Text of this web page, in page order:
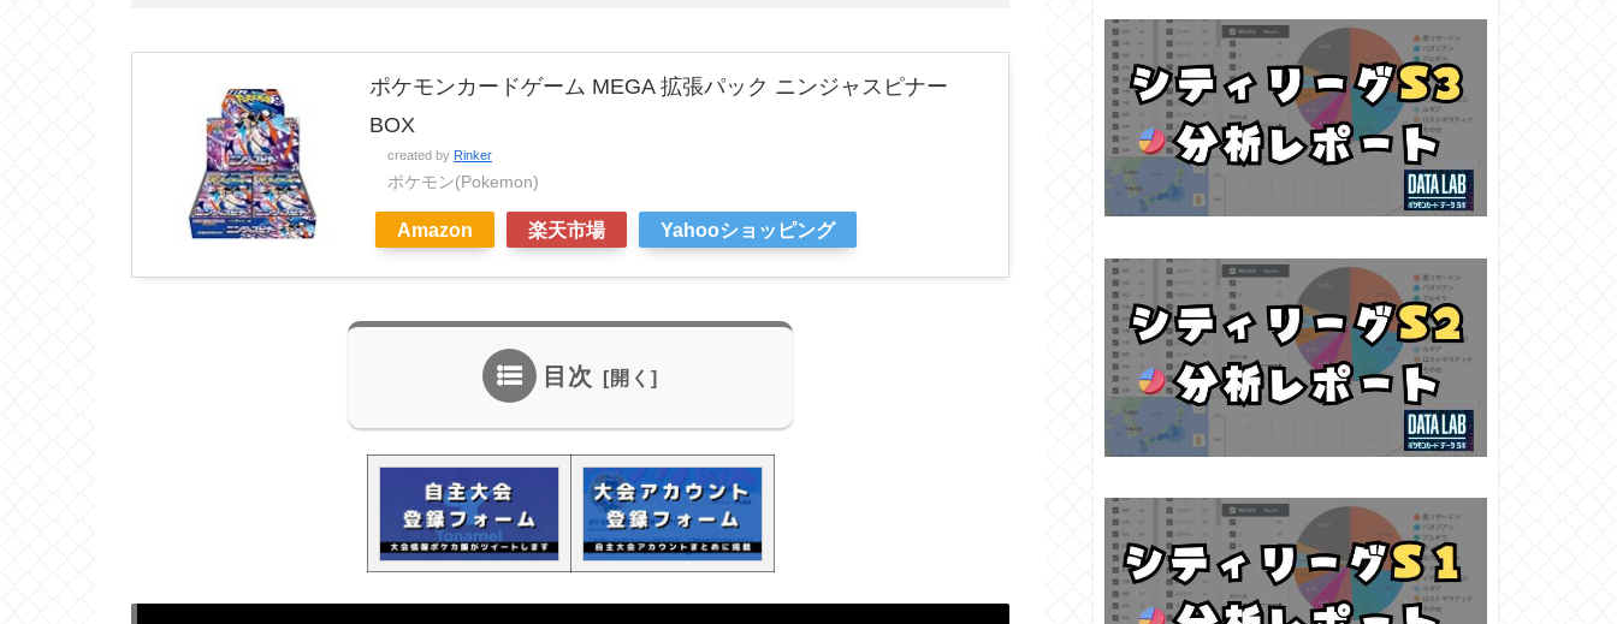
ポケモンカードゲーム MEGA 拡張パック ニンジャスピナー
BOX
created by Rinker
ポケモン(Pokemon)
Amazon 楽天市場 Yahooショッピング
目次